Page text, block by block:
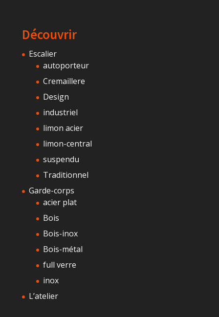
Découvrir
Escalier
autoporteur
Cremaillere
Design
industriel
limon acier
limon-central
suspendu
Traditionnel
Garde-corps
acier plat
Bois
Bois-inox
Bois-métal
full verre
inox
L’atelier